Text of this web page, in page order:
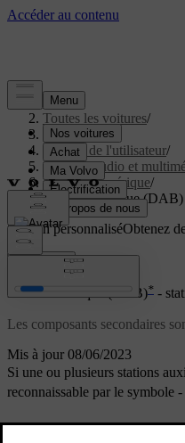
Aide/
Toutes les voitures/
V40 2019/
Manuel de l'utilisateur/
Système audio et
Radio numérique/
Radio numérique
Soutien personnaliséObtenez
Connexion
Mis à jour 08/06/2023
Radio numérique (DAB)* -
Les composants secondaires
Si une ou plusieurs stations
reconnaissable par le symbole -
TournezTUNEpour accéder